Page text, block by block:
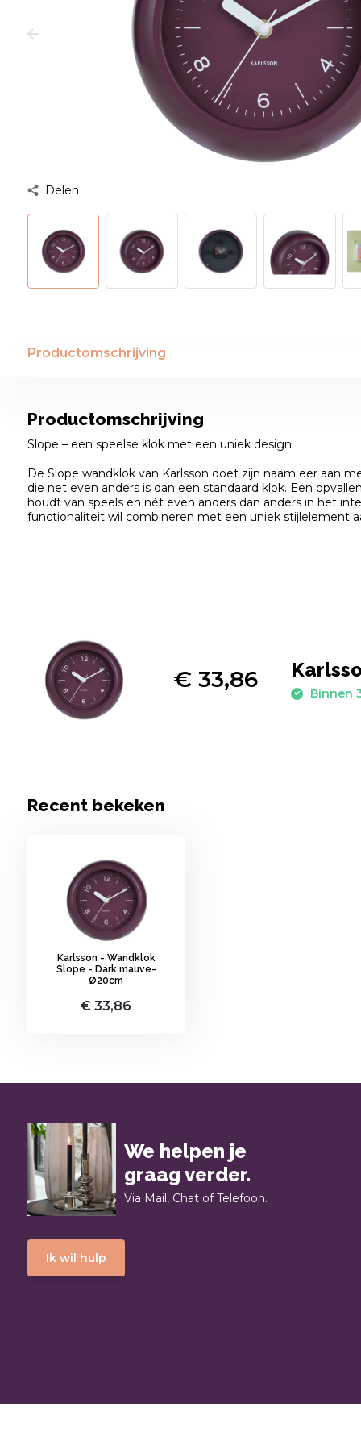
Delen
Productomschrijving
Productomschrijving
Slope – een speelse klok met een uniek design
De Slope wandklok van Karlsson doet zijn naam eer aan
die net even anders is dan een standaard klok. Een
houdt van speels en nét even anders dan anders in het
functionaliteit wil combineren met een uniek stijlelement
€ 33,86
Binnen
Recent bekeken
Karlsson - Wandklok
Slope - Dark mauve-
Ø20cm
€ 33,86
We helpen je
graag verder.
Via Mail, Chat of Telefoon.
Ik wil hulp